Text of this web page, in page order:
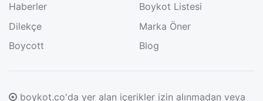
Haberler
Dilekçe
Boycott
Boykot Listesi
Marka Öner
Blog
boykot.co'da yer alan içerikler izin alınmadan veya